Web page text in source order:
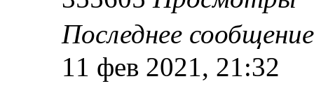
Последнее
11 фев 2021, 21:32